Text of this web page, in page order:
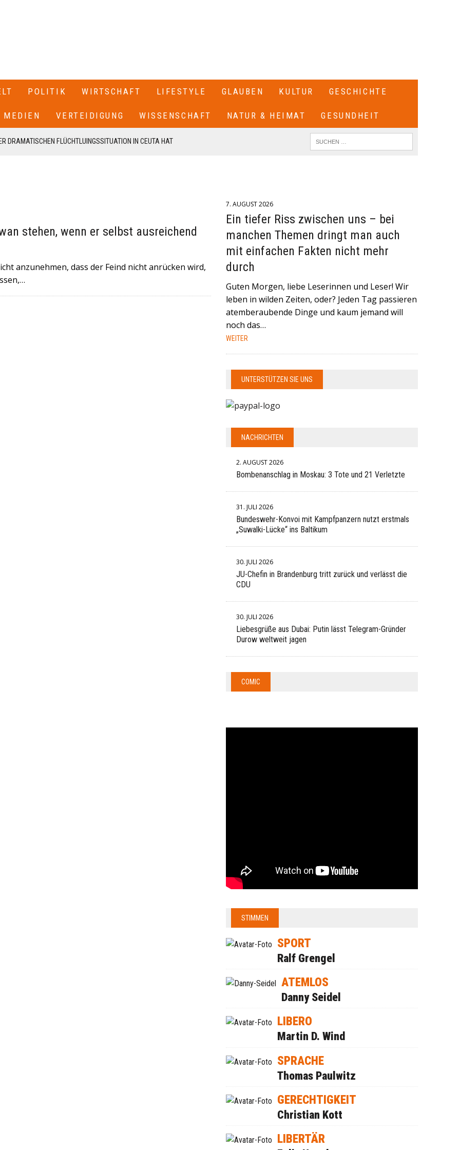
POLITIK WIRTSCHAFT LIFESTYLE GLAUBEN KULTUR GESCHICHTE
MEDIEN VERTEIDIGUNG WISSENSCHAFT NATUR & HEIMAT GESUNDHEIT
DRAMATISCHEN FLÜCHTLUINGSSITUATION IN CEUTA HAT
SEINEN RÜCKTRITT ERKLÄRT+++ .IN EINEM BRIEF AN DIE
CDU UND CSU, FRIEDRICH MERZ UND MARKUS SÖDER,
(GEGEN MEXIKO) HABEN IN DER VERGANGENEN NACHT
IN EIN HAMBURGER KRANKENHAUS EINGELIEFERT
stehen, wenn er selbst ausreichend
anzunehmen, dass der Feind nicht anrücken wird,
7. AUGUST 2026
Ein tiefer Riss zwischen uns – bei
manchen Themen dringt man auch
mit einfachen Fakten nicht mehr
durch
Guten Morgen, liebe Leserinnen und Leser! Wir
leben in wilden Zeiten, oder? Jeden Tag passieren
atemberaubende Dinge und kaum jemand will
noch das…
WEITER
UNTERSTÜTZEN SIE UNS
NACHRICHTEN
2. AUGUST 2026
Bombenanschlag in Moskau: 3 Tote und 21 Verletzte
31. JULI 2026
Bundeswehr-Konvoi mit Kampfpanzern nutzt erstmals
„Suwalki-Lücke“ ins Baltikum
30. JULI 2026
JU-Chefin in Brandenburg tritt zurück und verlässt die
CDU
30. JULI 2026
Liebesgrüße aus Dubai: Putin lässt Telegram-Gründer
Durow weltweit jagen
COMIC
STIMMEN
SPORT
Ralf Grengel
ATEMLOS
Danny Seidel
LIBERO
Martin D. Wind
SPRACHE
Thomas Paulwitz
GERECHTIGKEIT
Christian Kott
LIBERTÄR